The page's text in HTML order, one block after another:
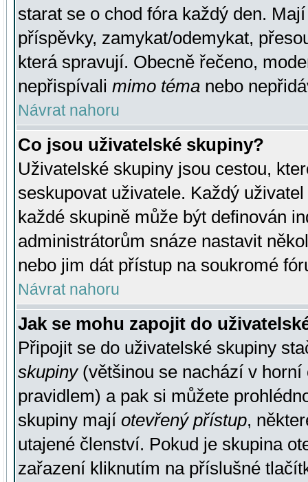
starat se o chod fóra každý den.
příspěvky, zamykat/odemykat,
která spravují. Obecně řečeno,
nepřispívali mimo téma nebo
Návrat nahoru
Co jsou uživatelské skupiny?
Uživatelské skupiny jsou cestou,
seskupovat uživatele. Každý
každé skupině může být definován
administrátorům snáze nastavit
nebo jim dát přístup na soukromé
Návrat nahoru
Jak se mohu zapojit do
Připojit se do uživatelské skupiny
skupiny(většinou se nachází v horní
pravidlem) a pak si můžete
skupiny mají otevřený přístup,
utajené členství. Pokud je skupina
zařazení kliknutím na příslušné